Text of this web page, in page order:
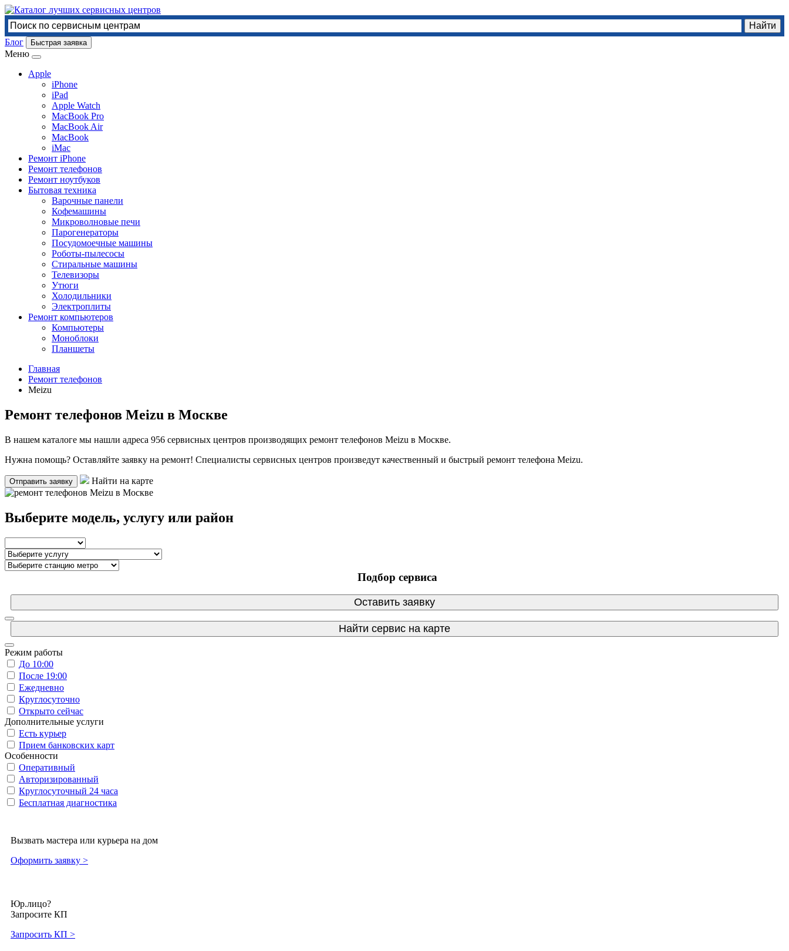
Блог Быстрая заявка
Меню
Apple
iPhone
iPad
Apple Watch
MacBook Pro
MacBook Air
MacBook
iMac
Ремонт iPhone
Ремонт телефонов
Ремонт ноутбуков
Бытовая техника
Варочные панели
Кофемашины
Микроволновые печи
Парогенераторы
Посудомоечные машины
Роботы-пылесосы
Стиральные машины
Телевизоры
Утюги
Холодильники
Электроплиты
Ремонт компьютеров
Компьютеры
Моноблоки
Планшеты
Главная
Ремонт телефонов
Meizu
Ремонт телефонов Meizu в Москве
В нашем каталоге мы нашли адреса 956 сервисных центров производящих ремонт телефонов Meizu в Москве.
Нужна помощь? Оставляйте заявку на ремонт! Специалисты сервисных центров произведут качественный и быстрый ремонт телефона Meizu.
Отправить заявку Найти на карте
Выберите модель, услугу или район
Подбор сервиса
Оставить заявку
Найти сервис на карте
Режим работы
До 10:00
После 19:00
Ежедневно
Круглосуточно
Открыто сейчас
Дополнительные услуги
Есть курьер
Прием банковских карт
Особенности
Оперативный
Авторизированный
Круглосуточный 24 часа
Бесплатная диагностика
Вызвать мастера или курьера на дом
Оформить заявку >
Юр.лицо?
Запросите КП
Запросить КП >